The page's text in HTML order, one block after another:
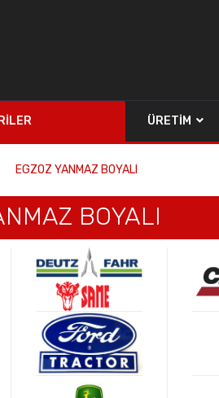
ÜRETIM
EGZOZ YANMAZ BOYALI
BOYALI